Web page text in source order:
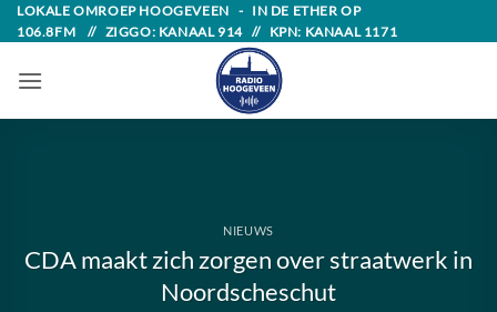
Skip
to
content
LOKALE OMROEP HOOGEVEEN - IN DE ETHER OP
106.8FM // ZIGGO: KANAAL 914 // KPN: KANAAL 1171
NIEUWS
CDA maakt zich zorgen over straatwerk in
Noordscheschut